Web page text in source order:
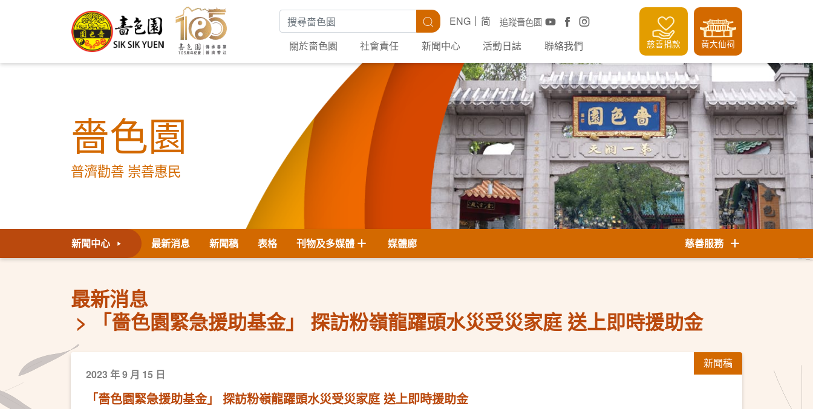
搜尋關鍵字 搜尋 追蹤嗇色園
ENG
简
關於嗇色園
社會責任 新聞中心 活動日誌 聯絡我們 慈善捐款 黃大仙祠
嗇色園
普濟勸善 崇善惠民
新聞中心 最新消息 新聞稿 表格 刊物及多媒體 媒體廊 慈善服務
最新消息
「嗇色園緊急援助基金」 探訪粉嶺龍躍頭水災受災家庭 送上即時援助金
新聞稿
2023 年 9 月 15 日
「嗇色園緊急援助基金」 探訪粉嶺龍躍頭水災受災家庭 送上即時援助金